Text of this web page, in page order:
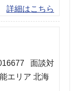
詳細はこちら
面談対
エリア 北海